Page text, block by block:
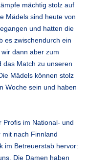
mächtig stolz auf
Mädels sind heute von
und hatten die
es zwischendurch ein
dann aber zum
das Match zu unseren
Mädels können stolz
Woche sein und haben
im National- und
mit nach Finnland
im Betreuerstab hervor:
Die Damen haben